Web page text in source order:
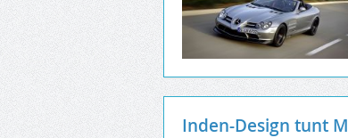
Inden-Design tunt